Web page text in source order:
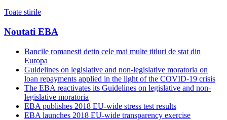
Toate stirile
Noutati EBA
Bancile romanesti detin cele mai multe titluri de stat din
Europa
Guidelines on legislative and non-legislative moratoria on
loan repayments applied in the light of the COVID-19 crisis
The EBA reactivates its Guidelines on legislative and non-
legislative moratoria
EBA publishes 2018 EU-wide stress test results
EBA launches 2018 EU-wide transparency exercise